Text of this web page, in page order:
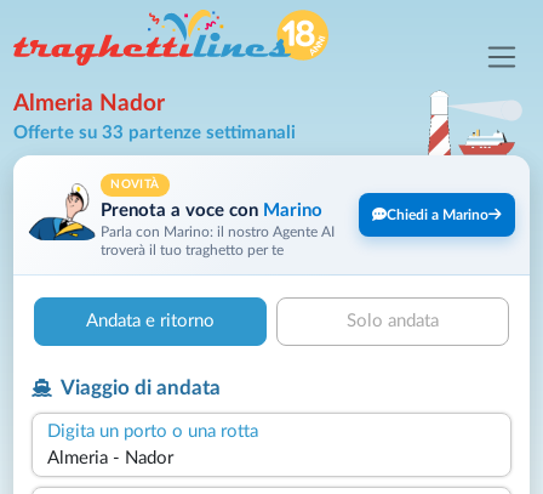
Almeria Nador
Offerte su 33 partenze settimanali
NOVITÀ
Prenota a voce con Marino
Parla con Marino: il nostro Agente AI
troverà il tuo traghetto per te
Chiedi a Marino
Andata e ritorno Solo andata
Viaggio di andata
Digita un porto o una rotta